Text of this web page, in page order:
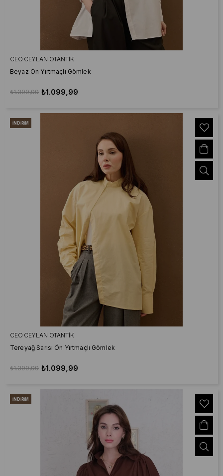
CEO CEYLAN OTANTIK
Beyaz Ön Yırtmaçlı Gömlek
₺1.099,99
₺1.399,99
CEO CEYLAN OTANTIK
Tereyağ Sarısı Ön Yırtmaçlı Gömlek
₺1.099,99
₺1.399,99
İNDIRIM
İNDIRIM